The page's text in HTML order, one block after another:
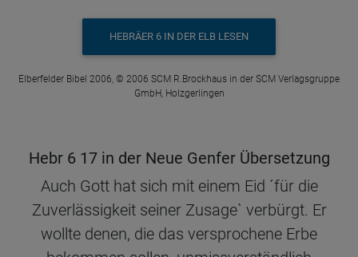
HEBRÄER 6 IN DER ELB LESEN
Elberfelder Bibel 2006, © 2006 SCM R.Brockhaus in der SCM Verlagsgruppe
GmbH, Holzgerlingen
Hebr 6 17 in der Neue Genfer Übersetzung
Auch Gott hat sich mit einem Eid ´für die
Zuverlässigkeit seiner Zusage` verbürgt. Er
wollte denen, die das versprochene Erbe